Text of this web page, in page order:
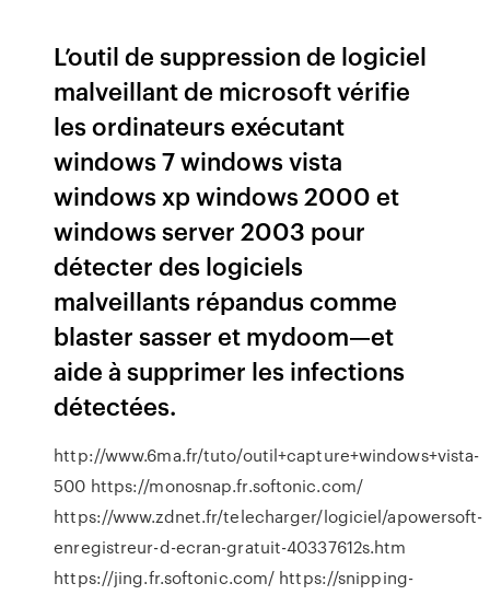
L’outil de suppression de logiciel
malveillant de microsoft vérifie
les ordinateurs exécutant
windows 7 windows vista
windows xp windows 2000 et
windows server 2003 pour
détecter des logiciels
malveillants répandus comme
blaster sasser et mydoom—et
aide à supprimer les infections
détectées.
http://www.6ma.fr/tuto/outil+capture+windows+vista-
500 https://monosnap.fr.softonic.com/
https://www.zdnet.fr/telecharger/logiciel/apowersoft-
enregistreur-d-ecran-gratuit-40337612s.htm
https://jing.fr.softonic.com/ https://snipping-